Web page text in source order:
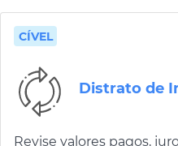
CÍVEL
Distrato de
Revise valores pagos,